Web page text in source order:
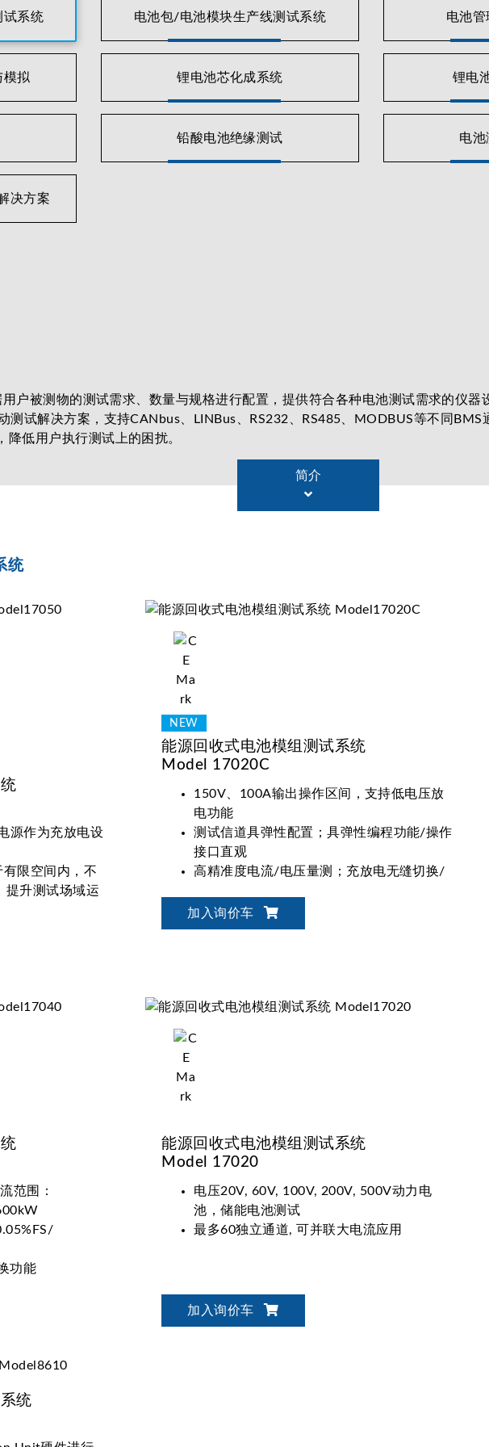
试系统 电池包/电池模块生产线测试系统 电池
拟 锂电池芯化成系统 锂电
铅酸电池绝缘测试 电池
决方案
户被测物的测试需求、数量与规格进行配置，提供符合各种电池测试需求的仪
测试解决方案，支持CANbus、LINBus、RS232、RS485、MODBUS等不同
低用户执行测试上的困扰。
简介
统
源作为充放电设
限空间内，不
提升测试场域运
能源回收式电池模组测试系统
Model 17020C
150V、100A输出操作区间，支持低电压放
电功能
测试信道具弹性配置；具弹性编程功能/操作
接口直观
高精准度电流/电压量测；充放电无缝切换/
适用电池模块/电池包设计验证、生产测试与
产品取证
加入询价车
范围：
功能
(Eff.>90%,
能源回收式电池模组测试系统
Model 17020
电压20V, 60V, 100V, 200V, 500V动力电
池，储能电池测试
最多60独立通道, 可并联大电流应用
加入询价车
统